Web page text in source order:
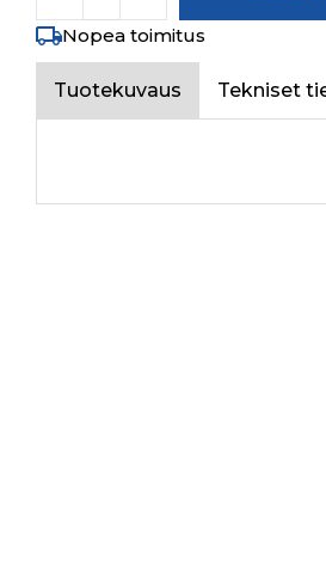
Nopea toimitus
Tuotekuvaus Tekniset